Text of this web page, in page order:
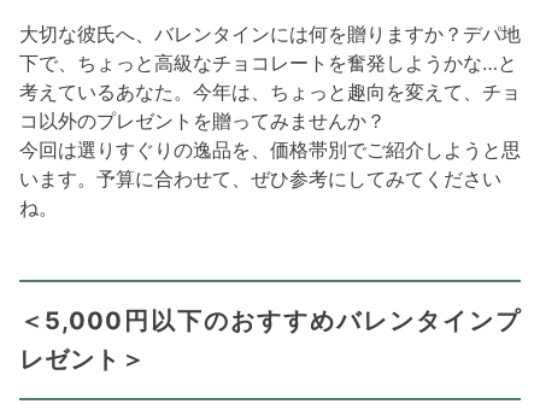
大切な彼氏へ、バレンタインには何を贈りますか？デパ地
下で、ちょっと高級なチョコレートを奮発しようかな…と
考えているあなた。今年は、ちょっと趣向を変えて、チョ
コ以外のプレゼントを贈ってみませんか？
今回は選りすぐりの逸品を、価格帯別でご紹介しようと思
います。予算に合わせて、ぜひ参考にしてみてください
ね。
＜5,000円以下のおすすめバレンタインプ
レゼント＞